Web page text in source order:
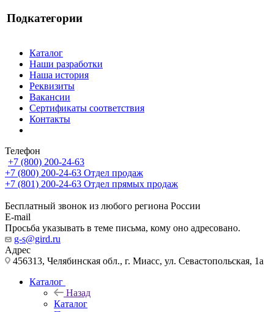
Подкатегории
Каталог
Наши разработки
Наша история
Реквизиты
Вакансии
Сертификаты соответствия
Контакты
Телефон
+7 (800) 200-24-63
+7 (800) 200-24-63 Отдел продаж
+7 (801) 200-24-63 Отдел прямых продаж
Бесплатный звонок из любого региона России
E-mail
Просьба указывать в теме письма, кому оно адресовано.
g-s@gird.ru
Адрес
456313, Челябинская обл., г. Миасс, ул. Севастопольская, 1а
Каталог
Назад
Каталог